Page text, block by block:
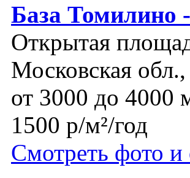
База Томилино
Открытая
Московская
от 3000 до 4000
1500 р/м²/год
Смотреть фото и